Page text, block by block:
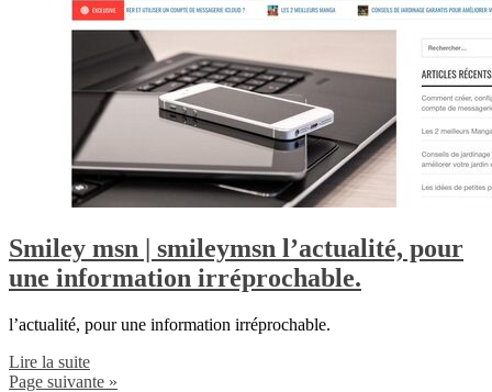
Smiley msn | smileymsn l’actualité, pour
une information irrépro­chab­le.
l’actualité, pour une information irréprochable.
Lire la suite
Page suivante »